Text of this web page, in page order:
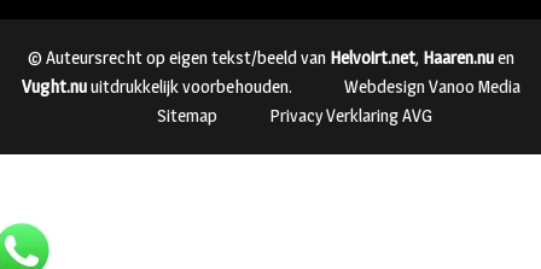
© Auteursrecht op eigen tekst/beeld van Helvoirt.net, Haaren.nuen
Vught.nuuitdrukkelijk voorbehouden.
Webdesign Vanoo Media
Sitemap
Privacy Verklaring AVG